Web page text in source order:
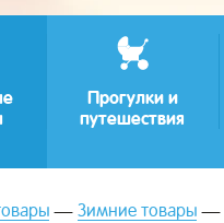
Прогулки и
путешествия
Зимние товары